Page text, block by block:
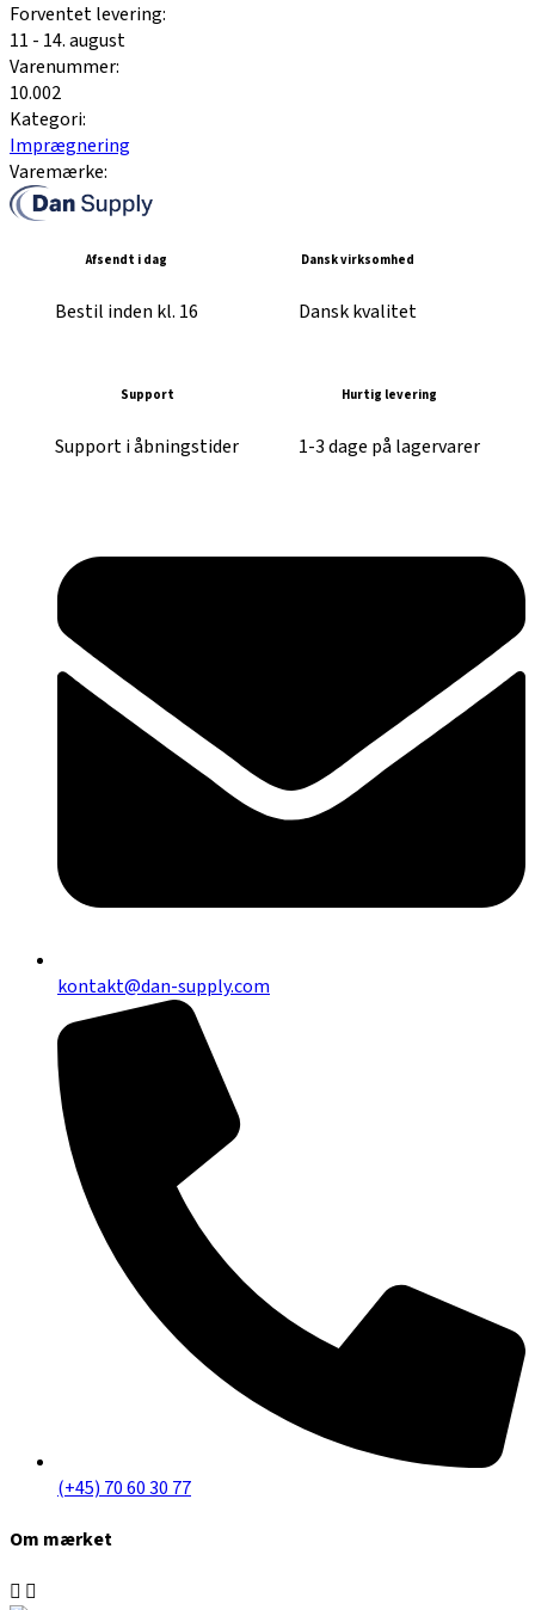
Forventet levering:
11 - 14. august
Varenummer:
10.002
Kategori:
Imprægnering
Varemærke:
Afsendt i dag
Bestil inden kl. 16
Dansk virksomhed
Dansk kvalitet
Support
Support i åbningstider
Hurtig levering
1-3 dage på lagervarer
kontakt@dan-supply.com
(+45) 70 60 30 77
Om mærket